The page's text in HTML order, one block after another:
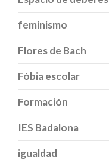
feminismo
Flores de Bach
Fòbia escolar
Formación
IES Badalona
igualdad